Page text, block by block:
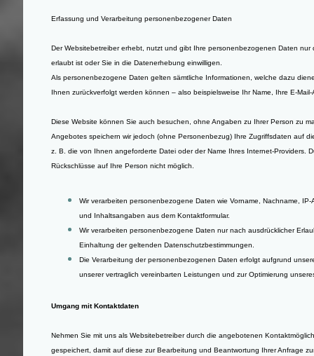
Erfassung und Verarbeitung personenbezogener Daten
Der Websitebetreiber erhebt, nutzt und gibt Ihre personenbezogenen Daten nur
erlaubt ist oder Sie in die Datenerhebung einwilligen.
Als personenbezogene Daten gelten sämtliche Informationen, welche dazu
Ihnen zurückverfolgt werden können – also beispielsweise Ihr Name, Ihre E-
Diese Website können Sie auch besuchen, ohne Angaben zu Ihrer Person zu
Angebotes speichern wir jedoch (ohne Personenbezug) Ihre Zugriffsdaten auf
z. B. die von Ihnen angeforderte Datei oder der Name Ihres Internet-Providers.
Rückschlüsse auf Ihre Person nicht möglich.
Wir verarbeiten personenbezogene Daten wie Vorname, Nachname,
und Inhaltsangaben aus dem Kontaktformular.
Wir verarbeiten personenbezogene Daten nur nach ausdrücklicher
Einhaltung der geltenden Datenschutzbestimmungen.
Die Verarbeitung der personenbezogenen Daten erfolgt aufgrund
unserer vertraglich vereinbarten Leistungen und zur Optimierung
Umgang mit Kontaktdaten
Nehmen Sie mit uns als Websitebetreiber durch die angebotenen
gespeichert, damit auf diese zur Bearbeitung und Beantwortung Ihrer Anfrage